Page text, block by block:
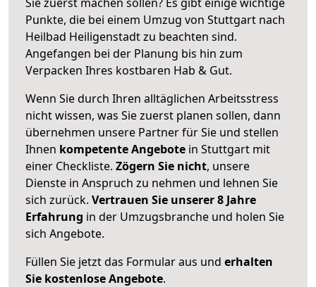
Punkte, die bei einem Umzug von Stuttgart nach
Heilbad Heiligenstadt zu beachten sind.
Angefangen bei der Planung bis hin zum
Verpacken Ihres kostbaren Hab & Gut.
Wenn Sie durch Ihren alltäglichen Arbeitsstress
nicht wissen, was Sie zuerst planen sollen, dann
übernehmen unsere Partner für Sie und stellen
Ihnen kompetente Angebote in Stuttgart mit
einer Checkliste. Zögern Sie nicht, unsere
Dienste in Anspruch zu nehmen und lehnen Sie
sich zurück. Vertrauen Sie unserer 8 Jahre
Erfahrung in der Umzugsbranche und holen Sie
sich Angebote.
Füllen Sie jetzt das Formular aus und erhalten
Sie kostenlose Angebote.